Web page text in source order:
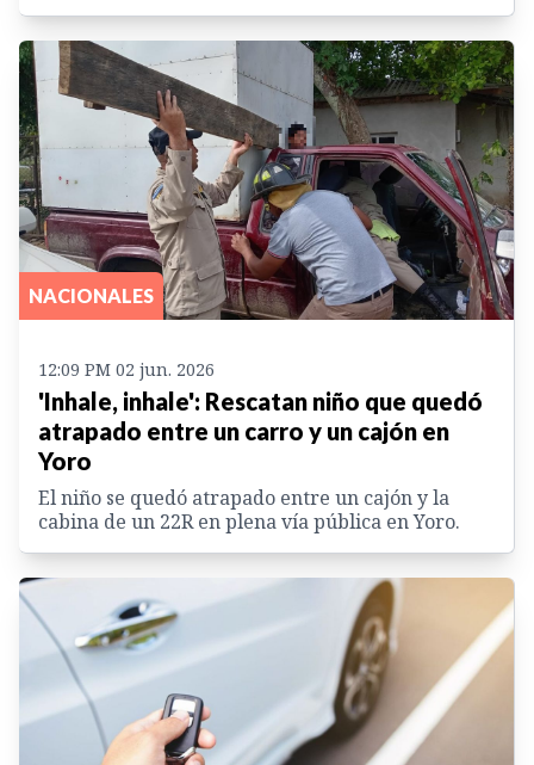
NACIONALES
12:09 PM 02 jun. 2026
'Inhale, inhale': Rescatan niño que quedó
atrapado entre un carro y un cajón en
Yoro
El niño se quedó atrapado entre un cajón y la
cabina de un 22R en plena vía pública en Yoro.